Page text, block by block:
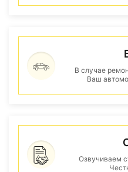
В случае
Ваш
Озвучиваем